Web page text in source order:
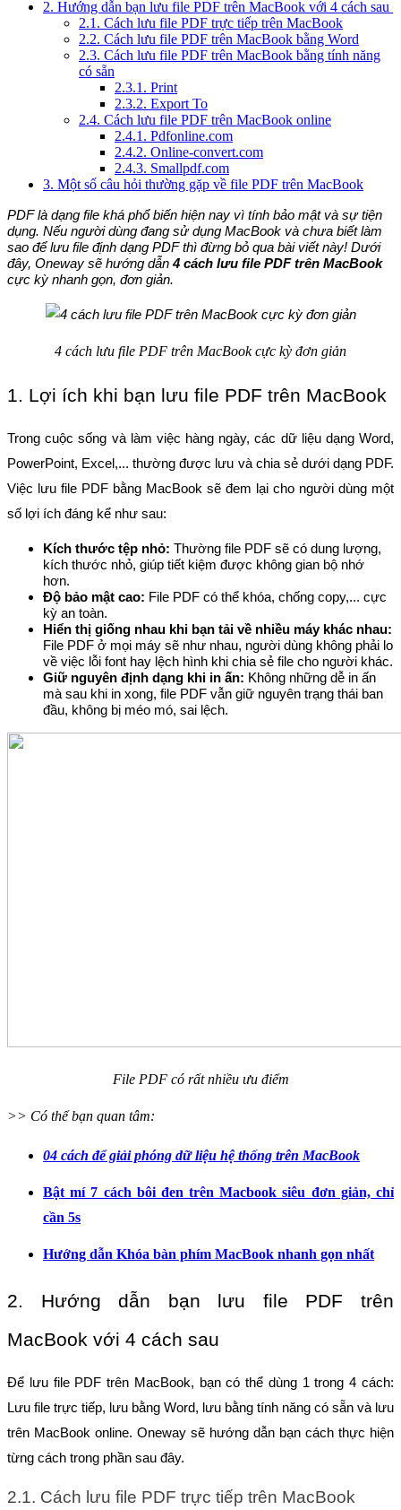
2. Hướng dẫn bạn lưu file PDF trên MacBook với 4 cách sau
2.1. Cách lưu file PDF trực tiếp trên MacBook
2.2. Cách lưu file PDF trên MacBook bằng Word
2.3. Cách lưu file PDF trên MacBook bằng tính năng
có sẵn
2.3.1. Print
2.3.2. Export To
2.4. Cách lưu file PDF trên MacBook online
2.4.1. Pdfonline.com
2.4.2. Online-convert.com
2.4.3. Smallpdf.com
3. Một số câu hỏi thường gặp về file PDF trên MacBook
PDF là dạng file khá phổ biến hiện nay vì tính bảo mật và sự tiện
dụng. Nếu người dùng đang sử dụng MacBook và chưa biết làm
sao để lưu file định dạng PDF thì đừng bỏ qua bài viết này! Dưới
đây, Oneway sẽ hướng dẫn 4 cách lưu file PDF trên MacBook
cực kỳ nhanh gọn, đơn giản.
4 cách lưu file PDF trên MacBook cực kỳ đơn giản
1. Lợi ích khi bạn lưu file PDF trên MacBook
Trong cuộc sống và làm việc hàng ngày, các dữ liệu dạng Word,
PowerPoint, Excel,... thường được lưu và chia sẻ dưới dạng PDF.
Việc lưu file PDF bằng MacBook sẽ đem lại cho người dùng một
số lợi ích đáng kể như sau:
Kích thước tệp nhỏ: Thường file PDF sẽ có dung lượng,
kích thước nhỏ, giúp tiết kiệm được không gian bộ nhớ
hơn.
Độ bảo mật cao: File PDF có thể khóa, chống copy,... cực
kỳ an toàn.
File PDF ở mọi máy sẽ như nhau, người dùng không phải lo
về việc lỗi font hay lệch hình khi chia sẻ file cho người khác.
Giữ nguyên định dạng khi in ấn: Không những dễ in ấn
mà sau khi in xong, file PDF vẫn giữ nguyên trạng thái ban
đầu, không bị méo mó, sai lệch.
File PDF có rất nhiều ưu điểm
>> Có thể bạn quan tâm:
04 cách để giải phóng dữ liệu hệ thống trên MacBook
Bật mí 7 cách bôi đen trên Macbook siêu đơn giản, chỉ
cần 5s
Hướng dẫn Khóa bàn phím MacBook nhanh gọn nhất
2. Hướng dẫn bạn lưu file PDF trên
MacBook với 4 cách sau
Để lưu file PDF trên MacBook, bạn có thể dùng 1 trong 4 cách:
Lưu file trực tiếp, lưu bằng Word, lưu bằng tính năng có sẵn và lưu
trên MacBook online. Oneway sẽ hướng dẫn bạn cách thực hiện
từng cách trong phần sau đây.
2.1. Cách lưu file PDF trực tiếp trên MacBook